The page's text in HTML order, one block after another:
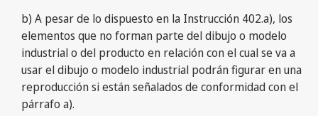
b) A pesar de lo dispuesto en la Instrucción 402.a), los
elementos que no forman parte del dibujo o modelo
industrial o del producto en relación con el cual se va a
usar el dibujo o modelo industrial podrán figurar en una
reproducción si están señalados de conformidad con el
párrafo a).